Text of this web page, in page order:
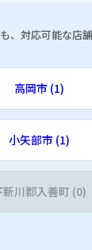
、対応可能な店
高岡市 (1)
小矢部市 (1)
新川郡入善町 (0)